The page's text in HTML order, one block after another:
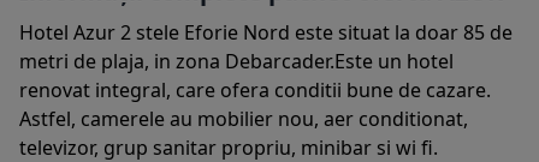
Hotel Azur 2 stele Eforie Nord este situat la doar 85 de
metri de plaja, in zona Debarcader.Este un hotel
renovat integral, care ofera conditii bune de cazare.
Astfel, camerele au mobilier nou, aer conditionat,
televizor, grup sanitar propriu, minibar si wi fi.